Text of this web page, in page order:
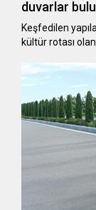
duvarlar
Keşfedilen
kültür rotası